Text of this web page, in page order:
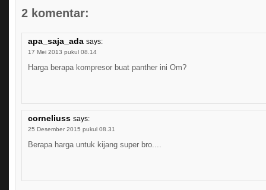
2 komentar:
apa_saja_ada says:
17 Mei 2013 pukul 08.14
Harga berapa kompresor buat panther ini Om?
corneliuss says:
25 Desember 2015 pukul 08.31
Berapa harga untuk kijang super bro....